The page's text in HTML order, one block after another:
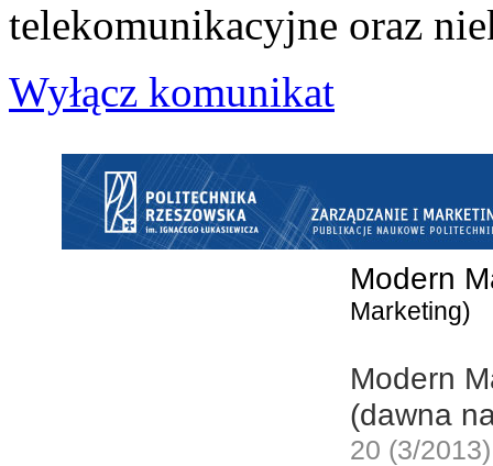
telekomunikacyjne oraz
Wyłącz komunikat
Modern
Marketing)
Modern
(dawna
20 (3/